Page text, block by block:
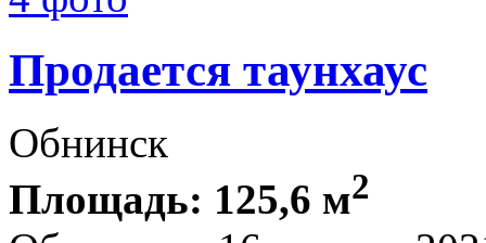
Продается таунхаус
Обнинск
Площадь: 125,6 м2